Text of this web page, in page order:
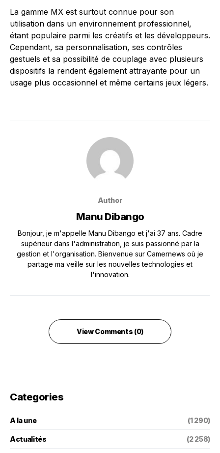
La gamme MX est surtout connue pour son
utilisation dans un environnement professionnel,
étant populaire parmi les créatifs et les développeurs.
Cependant, sa personnalisation, ses contrôles
gestuels et sa possibilité de couplage avec plusieurs
dispositifs la rendent également attrayante pour un
usage plus occasionnel et même certains jeux légers.
Author
Manu Dibango
Bonjour, je m'appelle Manu Dibango et j'ai 37 ans. Cadre
supérieur dans l'administration, je suis passionné par la
gestion et l'organisation. Bienvenue sur Camernews où je
partage ma veille sur les nouvelles technologies et
l'innovation.
View Comments (0)
Categories
A la une (1 290)
Actualités (2 258)